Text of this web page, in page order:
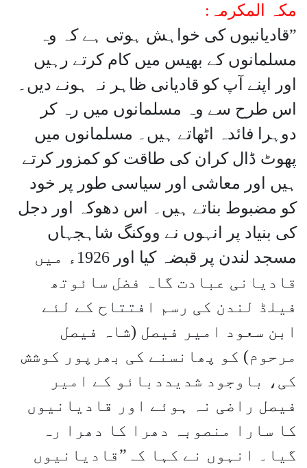
مکہ المکرمہ:
”قادیانیوں کی خواہش ہوتی ہے کہ وہ
مسلمانوں کے بھیس میں کام کرتے رہیں
اور اپنے آپ کو قادیانی ظاہر نہ ہونے دیں۔
اس طرح سے وہ مسلمانوں میں رہ کر
دوہرا فائدہ اٹھاتے ہیں۔ مسلمانوں میں
پھوٹ ڈال کران کی طاقت کو کمزور کرتے
ہیں اور معاشی اور سیاسی طور پر خود
کو مضبوط بناتے ہیں۔ اس دھوکہ اور دجل
کی بنیاد پر انہوں نے ووکنگ شاہجہاں
مسجد لندن پر قبضہ کیا اور 1926ء میں
قادیانی عبادت گاہ فضل سائوتھ
فیلڈ لندن کی رسم افتتاح کے لئے
ابن سعود امیر فیصل (شاہ فیصل
مرحوم) کو پھانسنے کی بھرپور کوشش
کی، باوجود شدیددبائو کے امیر
فیصل راضی نہ ہوئے اور قادیانیوں
کا سارا منصوبہ دھرا کا دھرا رہ
گیا۔ انہوں نے کہا کہ”قادیانیوں